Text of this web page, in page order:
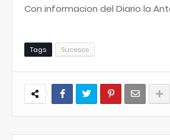
Con informacion del Diario la
Tags Sucesos